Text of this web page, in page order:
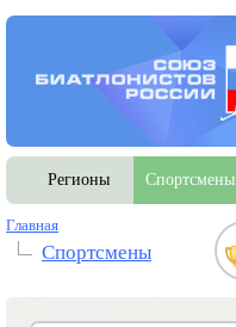
Регионы Спортсмены
Главная
Спортсмены